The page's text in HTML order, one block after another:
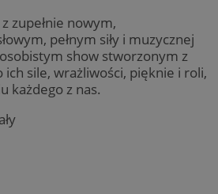
zupełnie nowym,
pełnym siły i muzycznej
show stworzonym z
ich sile, wrażliwości, pięknie i roli,
każdego z nas.